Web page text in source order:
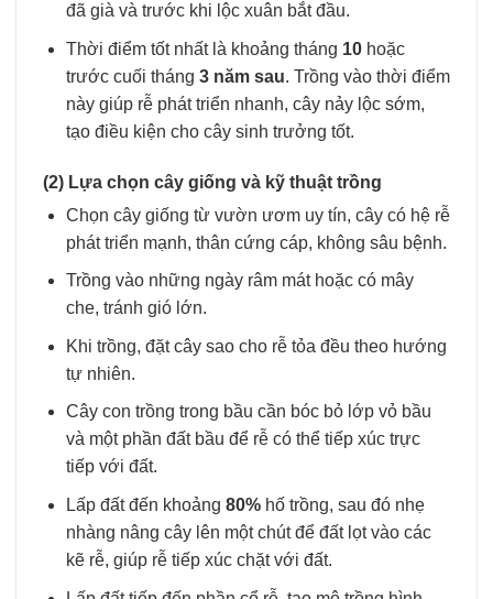
đã già và trước khi lộc xuân bắt đầu.
Thời điểm tốt nhất là khoảng tháng 10hoặc
trước cuối tháng 3 năm sau. Trồng vào thời điểm
này giúp rễ phát triển nhanh, cây nảy lộc sớm,
tạo điều kiện cho cây sinh trưởng tốt.
(2) Lựa chọn cây giống và kỹ thuật trồng
Chọn cây giống từ vườn ươm uy tín, cây có hệ rễ
phát triển mạnh, thân cứng cáp, không sâu bệnh.
Trồng vào những ngày râm mát hoặc có mây
che, tránh gió lớn.
Khi trồng, đặt cây sao cho rễ tỏa đều theo hướng
tự nhiên.
Cây con trồng trong bầu cần bóc bỏ lớp vỏ bầu
và một phần đất bầu để rễ có thể tiếp xúc trực
tiếp với đất.
Lấp đất đến khoảng 80%hố trồng, sau đó nhẹ
nhàng nâng cây lên một chút để đất lọt vào các
kẽ rễ, giúp rễ tiếp xúc chặt với đất.